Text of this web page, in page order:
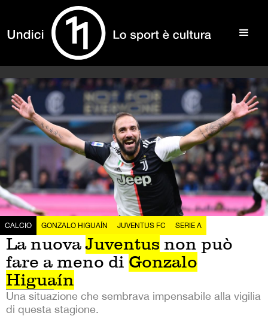
CALCIO GONZALO HIGUAÍN JUVENTUS FC SERIE A
La nuovaJuventus non può
fare a meno di Gonzalo
Higuaín
Una situazione che sembrava impensabile alla vigilia
di questa stagione.